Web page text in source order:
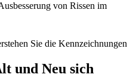
von Rissen im
Sie die Kennzeichnungen
und Neu sich